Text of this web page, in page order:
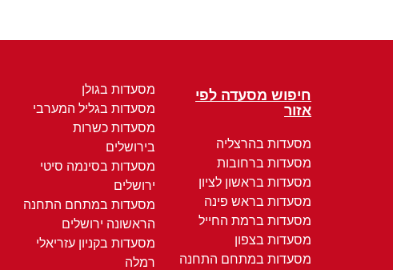
חיפוש מסעדה לפי
אזור
מסעדות בהרצליה
מסעדות ברחובות
מסעדות בראשון לציון
מסעדות בראש פינה
מסעדות ברמת החייל
מסעדות בצפון
מסעדות במתחם התחנה
מסעדות בגולן
מסעדות בגליל המערבי
מסעדות כשרות
בירושלים
מסעדות בסינמה סיטי
ירושלים
מסעדות במתחם התחנה
הראשונה ירושלים
מסעדות בקניון עזריאלי
רמלה